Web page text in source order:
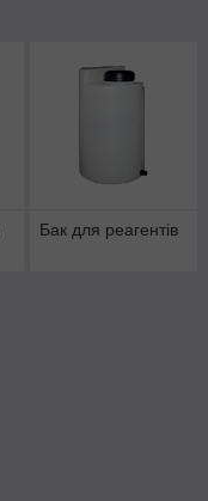
Бак для реагентів